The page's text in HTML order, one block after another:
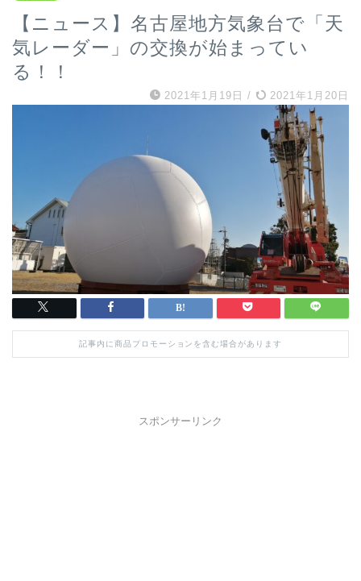
【ニュース】名古屋地方気象台で「天
気レーダー」の交換が始まってい
る！！
2021年1月19日 / 2021年1月20日
記事内に商品プロモーションを含む場合があります
スポンサーリンク